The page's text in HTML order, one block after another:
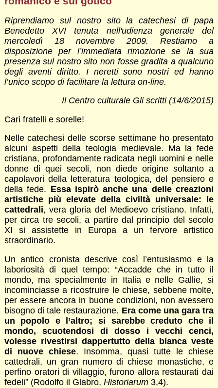
Riprendiamo sul nostro sito la catechesi di papa
Benedetto XVI tenuta nell'udienza generale del
mercoledì 18 novembre 2009. Restiamo a
disposizione per l’immediata rimozione se la sua
presenza sul nostro sito non fosse gradita a qualcuno
degli aventi diritto. I neretti sono nostri ed hanno
l’unico scopo di facilitare la lettura on-line.
Il Centro culturale Gli scritti (14/6/2015)
Cari fratelli e sorelle!
Nelle catechesi delle scorse settimane ho presentato
alcuni aspetti della teologia medievale. Ma la fede
cristiana, profondamente radicata negli uomini e nelle
donne di quei secoli, non diede origine soltanto a
capolavori della letteratura teologica, del pensiero e
della fede. Essa ispirò anche una delle creazioni
artistiche più elevate della civiltà universale: le
cattedrali, vera gloria del Medioevo cristiano. Infatti,
per circa tre secoli, a partire dal principio del secolo
XI si assistette in Europa a un fervore artistico
straordinario.
Un antico cronista descrive così l’entusiasmo e la
laboriosità di quel tempo: “Accadde che in tutto il
mondo, ma specialmente in Italia e nelle Gallie, si
incominciasse a ricostruire le chiese, sebbene molte,
per essere ancora in buone condizioni, non avessero
bisogno di tale restaurazione. Era come una gara tra
un popolo e l’altro; si sarebbe creduto che il
mondo, scuotendosi di dosso i vecchi cenci,
volesse rivestirsi dappertutto della bianca veste
di nuove chiese. Insomma, quasi tutte le chiese
cattedrali, un gran numero di chiese monastiche, e
perfino oratori di villaggio, furono allora restaurati dai
fedeli” (Rodolfo il Glabro, Historiarum3,4).